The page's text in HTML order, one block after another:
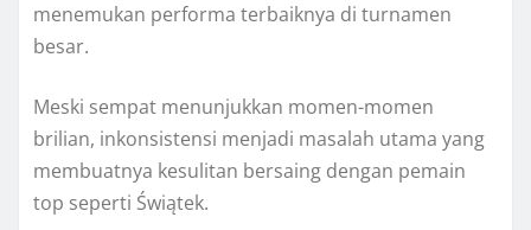
menemukan performa terbaiknya di turnamen
besar.
Meski sempat menunjukkan momen-momen
brilian, inkonsistensi menjadi masalah utama yang
membuatnya kesulitan bersaing dengan pemain
top seperti Świątek.